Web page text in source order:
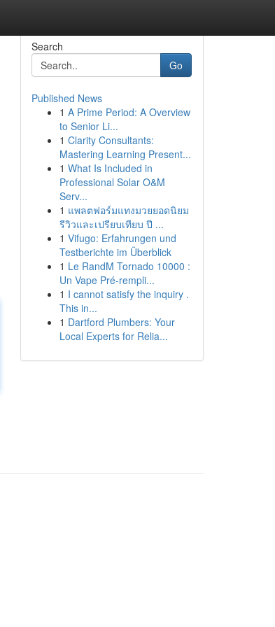
Search
Go
Published News
1 A Prime Period: A Overview
to Senior Li...
1 Clarity Consultants:
Mastering Learning Present...
1 What Is Included in
Professional Solar O&M
Serv...
1 แพลตฟอร์มแทงมวยยอดนิยม
รีวิวและเปรียบเทียบ ปี ...
1 Vifugo: Erfahrungen und
Testberichte im Überblick
1 Le RandM Tornado 10000 :
Un Vape Pré-rempli...
1 I cannot satisfy the inquiry .
This in...
1 Dartford Plumbers: Your
Local Experts for Relia...